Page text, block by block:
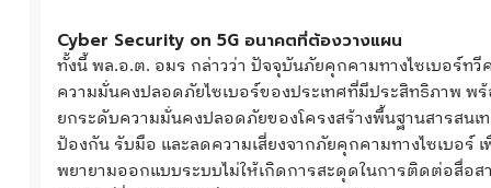
Cyber Security on 5G อนาคตที่ต้องวางแผน
ทั้งนี้ พล.อ.ต. อมร กล่าวว่า ปัจจุบันภัยคุกคามทางไซเบอร์ท
ความมั่นคงปลอดภัยไซเบอร์ของประเทศที่มีประสิทธิภาพ
ยกระดับความมั่นคงปลอดภัยของโครงสร้างพื้นฐานสารสน
ป้องกัน รับมือ และลดความเสี่ยงจากภัยคุกคามทางไซเบอร์
พยายามออกแบบระบบไม่ให้เกิดการสะดุดในการติดต่อสื่อ